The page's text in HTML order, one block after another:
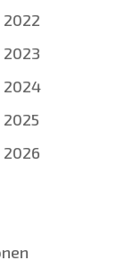
2024